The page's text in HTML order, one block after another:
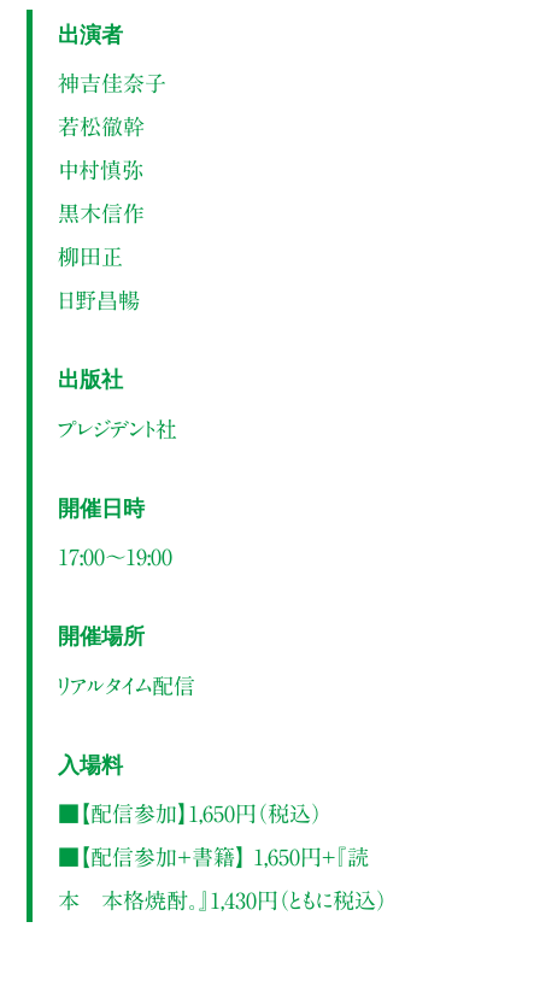
出演者
神吉佳奈子
若松徹幹
中村慎弥
黒木信作
柳田正
日野昌暢
出版社
プレジデント社
開催日時
17:00～19:00
開催場所
リアルタイム配信
入場料
■【配信参加】1,650円（税込）
■【配信参加＋書籍】 1,650円+『読
本 本格焼酎。』1,430円（ともに税込）